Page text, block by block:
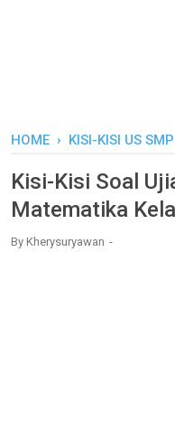
HOME › KISI-KISI US SMP
Kisi-Kisi Soal
Matematika
By Kherysuryawan